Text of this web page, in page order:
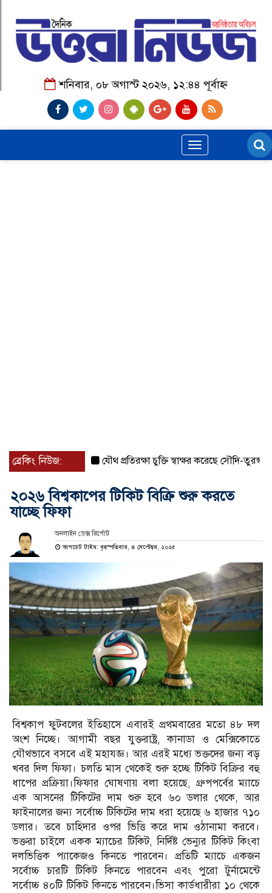
শনিবার, ০৮ অগাস্ট ২০২৬, ১২:৪৪ পূর্বাহ্ন
Toggle
navigation
ব্রেকিং নিউজ: যৌথ প্রতিরক্ষা চুক্তি স্বাক্ষর করেছে সৌদি-তুরস্ক-
২০২৬ বিশ্বকাপের টিকিট বিক্রি শুরু করতে
যাচ্ছে ফিফা
অনলাইন ডেক্স রির্পোট
আপডেট টাইম: বৃহস্পতিবার, ৪ সেপ্টেম্বর, ২০২৫
বিশ্বকাপ ফুটবলের ইতিহাসে এবারই প্রথমবারের মতো ৪৮ দল
অংশ নিচ্ছে। আগামী বছর যুক্তরাষ্ট্র, কানাডা ও মেক্সিকোতে
যৌথভাবে বসবে এই মহাযজ্ঞ। আর এরই মধ্যে ভক্তদের জন্য বড়
খবর দিল ফিফা। চলতি মাস থেকেই শুরু হচ্ছে টিকিট বিক্রির বহু
ধাপের প্রক্রিয়া।ফিফার ঘোষণায় বলা হয়েছে, গ্রুপপর্বের ম্যাচে
এক আসনের টিকিটের দাম শুরু হবে ৬০ ডলার থেকে, আর
ফাইনালের জন্য সর্বোচ্চ টিকিটের দাম ধরা হয়েছে ৬ হাজার ৭১০
ডলার। তবে চাহিদার ওপর ভিত্তি করে দাম ওঠানামা করবে।
ভক্তরা চাইলে একক ম্যাচের টিকিট, নির্দিষ্ট ভেন্যুর টিকিট কিংবা
দলভিত্তিক প্যাকেজও কিনতে পারবেন। প্রতিটি ম্যাচে একজন
সর্বোচ্চ চারটি টিকিট কিনতে পারবেন এবং পুরো টুর্নামেন্টে
সর্বোচ্চ ৪০টি টিকিট কিনতে পারবেন।ভিসা কার্ডধারীরা ১০ থেকে